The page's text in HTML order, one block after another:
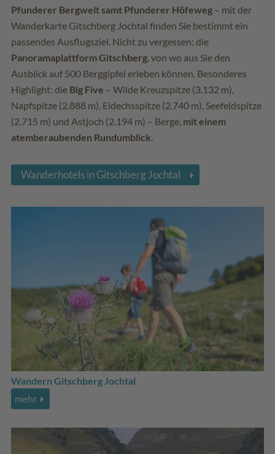
Pfunderer Bergwelt samt Pfunderer Höfeweg – mit der
Wanderkarte Gitschberg Jochtal finden Sie bestimmt ein
passendes Ausflugsziel. Nicht zu vergessen: die
Panoramaplattform Gitschberg, von wo aus Sie den
Ausblick auf 500 Berggipfel erleben können. Besonderes
Highlight: die Big Five – Wilde Kreuzspitze (3.132 m),
Napfspitze (2.888 m), Eidechsspitze (2.740 m), Seefeldspitze
(2.715 m) und Astjoch (2.194 m) – Berge, mit einem
atemberaubenden Rundumblick.
Wanderhotels in Gitschberg Jochtal
Wandern Gitschberg Jochtal
mehr